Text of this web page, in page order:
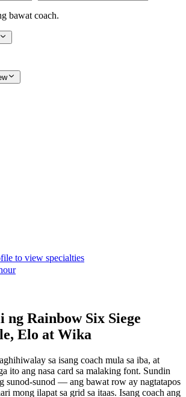
bawat coach.
to view specialties
ng Rainbow Six Siege
Elo at Wika
sa isang coach mula sa iba, at
ito ang nasa card sa malaking font. Sundin
sunod-sunod — ang bawat row ay nagtatapos
mong ilapat sa grid sa itaas. Isang coach ang